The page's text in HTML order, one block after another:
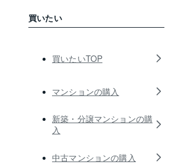
買いたい
買いたいTOP
マンションの購入
新築・分譲マンションの購
入
中古マンションの購入